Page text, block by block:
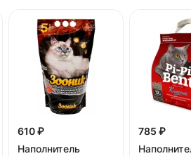
610 ₽
Наполнитель
785 ₽